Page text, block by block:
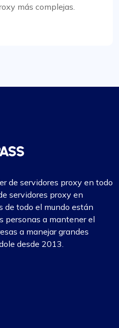
su sólido sistema de
para mi
y la precisión y
mejorado
de trabajo. Además,
más complejas.
de servidores proxy en todo
servidores proxy en
de todo el mundo están
personas a mantener el
a manejar grandes
desde 2013.